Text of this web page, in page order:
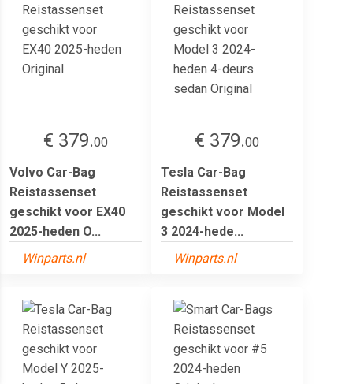
€ 379.00
Volvo Car-Bag
Reistassenset
geschikt voor EX40
2025-heden O...
Winparts.nl
€ 379.00
Tesla Car-Bag
Reistassenset
geschikt voor Model
3 2024-hede...
Winparts.nl